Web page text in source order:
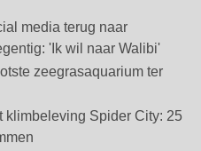
media terug naar
'Ik wil naar Walibi'
zeegrasaquarium ter
klimbeleving Spider City: 25